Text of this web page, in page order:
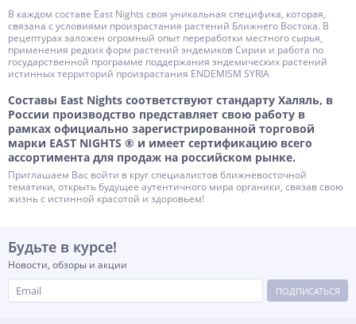
В каждом составе East Nights своя уникальная специфика, которая,
связана с условиями произрастания растений Ближнего Востока. В
рецептурах заложен огромный опыт переработки местного сырья,
применения редких форм растений эндемиков Сирии и работа по
государственной программе поддержания эндемических растений
истинных территорий произрастания ENDEMISM SYRIA
Составы East Nights соответствуют стандарту Халяль, в
России производство представляет свою работу в
рамках официально зарегистрированной торговой
марки EAST NIGHTS ® и имеет сертификацию всего
ассортимента для продаж на российском рынке.
Приглашаем Вас войти в круг специалистов ближневосточной
тематики, открыть будущее аутентичного мира органики, связав свою
жизнь с истинной красотой и здоровьем!
Будьте в курсе!
Новости, обзоры и акции
ПОДПИСАТЬСЯ